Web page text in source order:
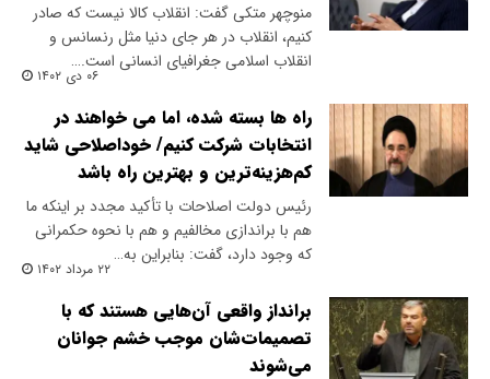
منوچهر متکی گفت: انقلاب کالا نیست که صادر
کنیم، انقلاب در هر جای دنیا مثل رنسانس و
انقلاب اسلامی جغرافیای انسانی است.…
۰۶ دی ۱۴۰۲
راه ها بسته شده، اما می خواهند در
انتخابات شرکت کنیم/ خوداصلاحی شاید
کم‌هزینه‌ترین و بهترین راه باشد
رئیس دولت اصلاحات با تأکید مجدد بر اینکه ما
هم با براندازی مخالفیم و هم با نحوه حکمرانی
که وجود دارد، گفت: بنابراین به…
۲۲ مرداد ۱۴۰۲
برانداز واقعی آن‌هایی هستند که با
تصمیمات‌شان موجب خشم جوانان
می‌شوند